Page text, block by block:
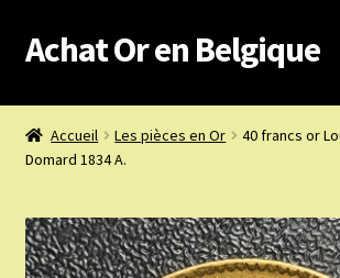
Aller
à
navigation
Aller
au
Achat Or en Belgique
Achat or en Belgique
Boutique or et argent
Accueil Les pièces en Or
40 francs or
Domard 1834 A.